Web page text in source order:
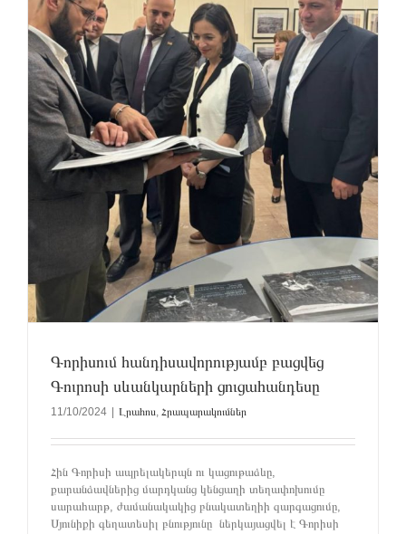
Գորիսում հանդիսավորությամբ բացվեց
Գուրոսի սևանկարների ցուցահանդեսը
11/10/2024 Լրահոս, Հրապարակումներ
Հին Գորիսի ապրելակերպն ու կացութաձևը,
քարանձավներից մարդկանց կենցաղի տեղափոխումը
սարահարթ, ժամանակակից բնակատեղիի զարգացումը,
Սյունիքի գեղատեսիլ բնությունը ներկայացվել է Գորիսի